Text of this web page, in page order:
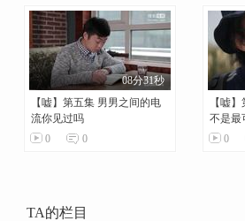
08分31秒
【嘘】第五集 男男之间的电
流你见过吗
0
0
【嘘
不是最
0
TA的栏目